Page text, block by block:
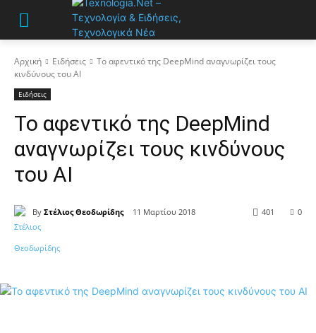
Αρχική Ειδήσεις
Το αφεντικό της DeepMind αναγνωρίζει τους
κινδύνους του AI
Ειδήσεις
Το αφεντικό της DeepMind
αναγνωρίζει τους κινδύνους
του AI
By Στέλιος Θεοδωρίδης 11 Μαρτίου 2018 0
401